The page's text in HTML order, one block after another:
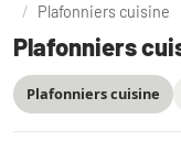
/ Plafonniers cuisine
Plafonniers
Plafonniers cuisine